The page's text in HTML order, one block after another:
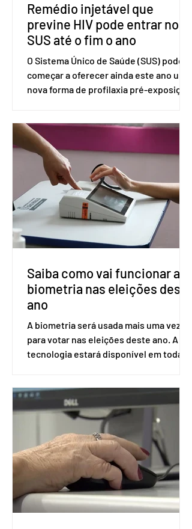
Remédio injetável que
previne HIV pode entrar no
SUS até o fim o ano
O Sistema Único de Saúde (SUS) pode
começar a oferecer ainda este ano uma
nova forma de profilaxia pré-exposição
medicamento carbotegravir, que
impede a replicação do vírus de forma
prolongada e pode ser tomado a cada
dois meses. O pedido de inclusão vai
ser encaminhado pelo Ministério da
Saúde à Comissão Nacional de
Incorporação de Novas Tecnologias no
SUS (Conitec) na semana que vem. A
Conitec é um colegiado
Saiba como vai funcionar a
biometria nas eleições deste
ano
A biometria será usada mais uma vez
para votar nas eleições deste ano. A
tecnologia estará disponível em todas
Apesar da requisição, a biometria não é
obrigatória para exercer o direito ao
voto. Se o título estiver regular, o
eleitor pode votar mesmo sem ter
realizado esse cadastro. Neste caso,
será exigido o documento de
identificação para acesso à urna
eletrônica. Se a urna eletrônica não
reconh